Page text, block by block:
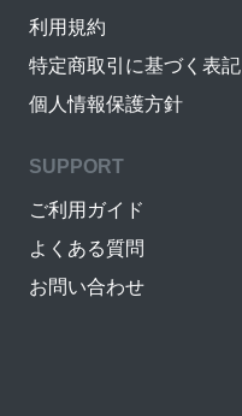
利用規約
特定商取引に基づく表記
個人情報保護方針
SUPPORT
ご利用ガイド
よくある質問
お問い合わせ